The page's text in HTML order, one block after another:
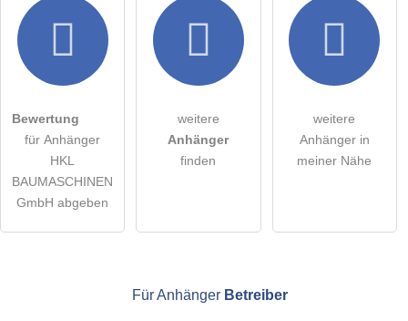
Hiermit akzeptiere ich die .
Die Datenschutzerklärunghabe ich zur Kenntnis genommen.
Bitte beachten Sie, öffentliche Fragen sind
für alle
Klicken Sie hier um eine
Bewertung
für Anhänger
HKL
BAUMASCHINEN
GmbH abgeben
weitere
Anhänger
finden
weitere
Anhänger in
meiner Nähe
Für Anhänger Betreiber